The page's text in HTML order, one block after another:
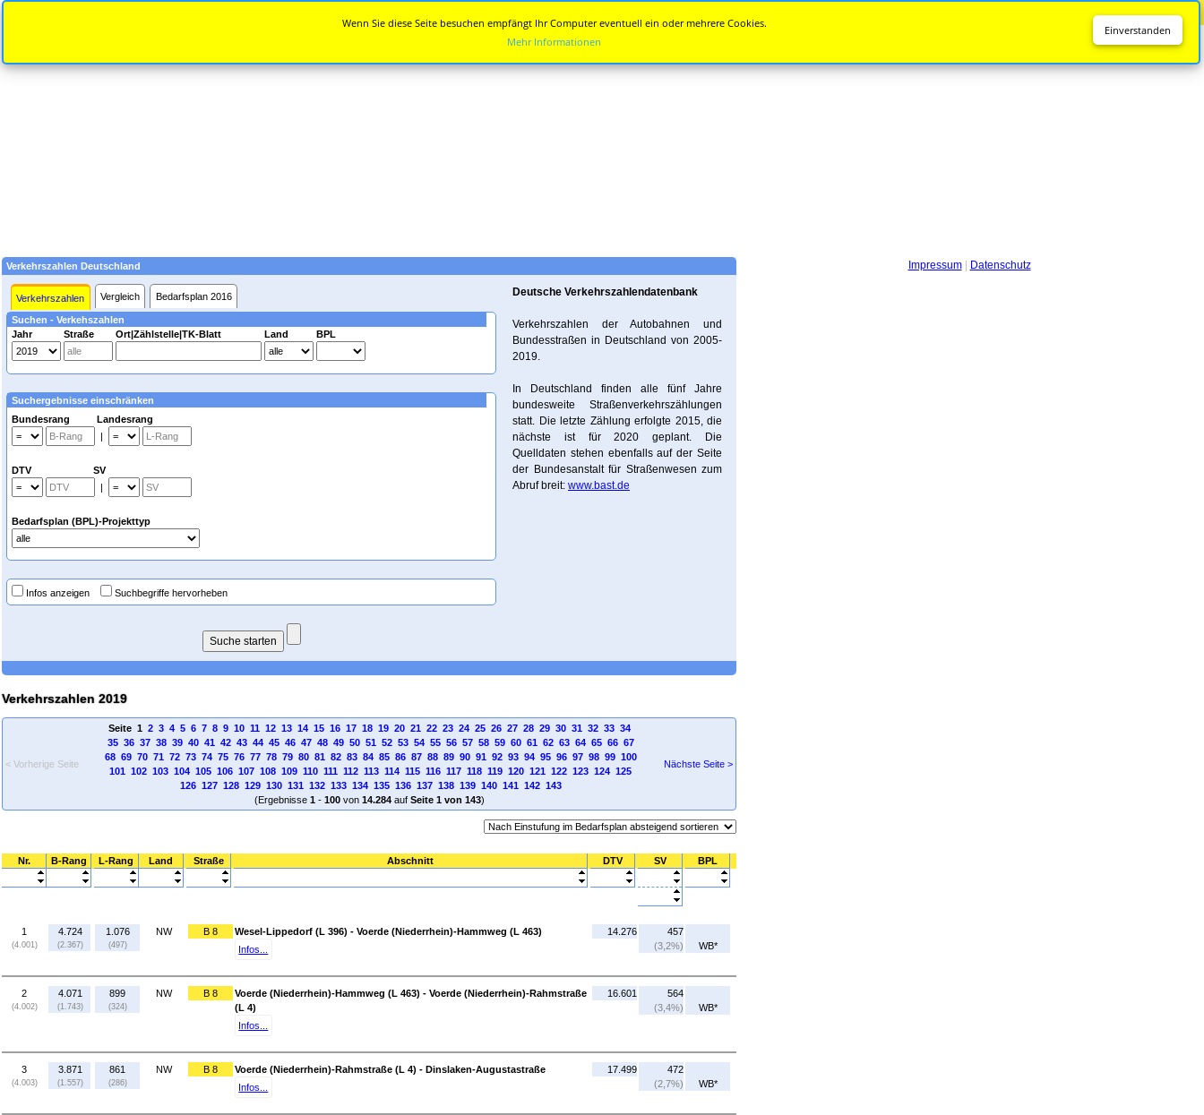
Verkehrszahlen Deutschland
Verkehrszahlen Vergleich Bedarfsplan 2016
Suchen - Verkehszahlen
Jahr
Straße Ort|Zählstelle|TK-Blatt Land BPL
Suchergebnisse einschränken
Bundesrang Landesrang
|
DTV SV
|
Bedarfsplan (BPL)-Projekttyp
Infos anzeigen Suchbegriffe hervorheben
Deutsche Verkehrszahlendatenbank
Verkehrszahlen der Autobahnen und
Bundesstraßen in Deutschland von 2005-
2019.
In Deutschland finden alle fünf Jahre
bundesweite Straßenverkehrszählungen
statt. Die letzte Zählung erfolgte 2015, die
nächste ist für 2020 geplant. Die
Quelldaten stehen ebenfalls auf der Seite
der Bundesanstalt für Straßenwesen zum
Abruf breit: www.bast.de
Verkehrszahlen 2019
< Vorherige Seite
Seite 1 2 3 4 5 6 7 8 9 10 11 12 13 14 15 16 17 18 19 20 21 22 23 24 25 26 27 28 29 30 31 32 33 34
35 36 37 38 39 40 41 42 43 44 45 46 47 48 49 50 51 52 53 54 55 56 57 58 59 60 61 62 63 64 65 66 67
68 69 70 71 72 73 74 75 76 77 78 79 80 81 82 83 84 85 86 87 88 89 90 91 92 93 94 95 96 97 98 99 100
101 102 103 104 105 106 107 108 109 110 111 112 113 114 115 116 117 118 119 120 121 122 123 124 125
126 127 128 129 130 131 132 133 134 135 136 137 138 139 140 141 142 143
(Ergebnisse 1- 100von 14.284auf Seite 1 von 143)
Nächste Seite >
Nr. B-Rang L-Rang Land Straße Abschnitt DTV SV BPL
1
(4.001)
4.724
(2.367)
1.076
(497)
NW B 8
Wesel-Lippedorf (L 396) - Voerde (Niederrhein)-Hammweg (L 463)
Infos...
14.276
457
(3,2%)
WB*
2
(4.002)
4.071
(1.743)
899
(324)
NW B 8
Voerde (Niederrhein)-Hammweg (L 463) - Voerde (Niederrhein)-Rahmstraße
(L 4)
Infos...
16.601
564
(3,4%)
WB*
3
(4.003)
3.871
(1.557)
861
(286)
NW B 8
Voerde (Niederrhein)-Rahmstraße (L 4) - Dinslaken-Augustastraße
Infos...
17.499
472
(2,7%)
WB*
Impressum| Datenschutz
Einverstanden
Wenn Sie diese Seite besuchen empfängt Ihr Computer eventuell ein oder mehrere Cookies.
Mehr Informationen